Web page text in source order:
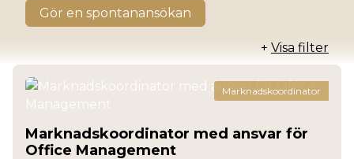
Gör en spontanansökan
+ Visa filter
Marknadskoordinator
Marknadskoordinator med ansvar för
Office Management